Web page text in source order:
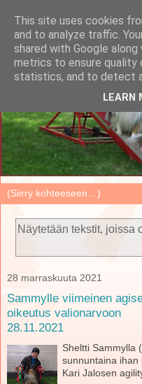
Näytetään tekstit, joissa
28 marraskuuta 2021
Sammylle viimeinen
oikeutus valionarvoon
28.11.2021
Sheltti Sammylla
sunnuntaina ihan
Kari Jalosen
This site uses cookies
and to analyze traffic.
shared with Google
metrics to ensure quality
statistics, and to detect
LEARN